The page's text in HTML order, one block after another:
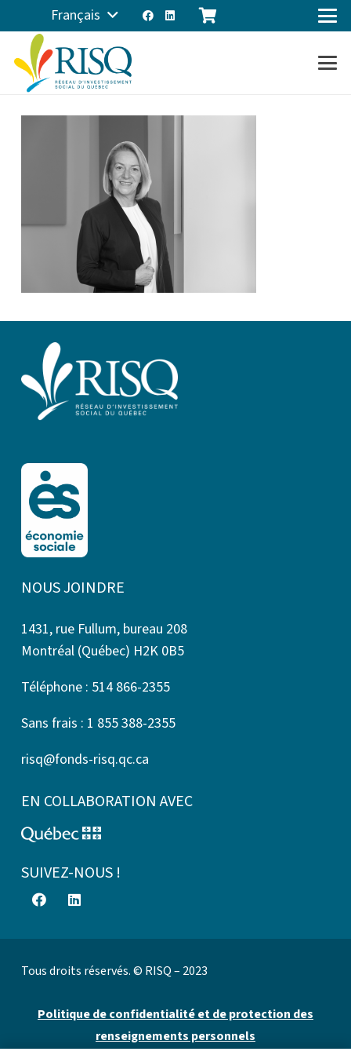
Français
NOUS JOINDRE
1431, rue Fullum, bureau 208
Montréal (Québec) H2K 0B5
Téléphone : 514 866-2355
Sans frais : 1 855 388-2355
risq@fonds-risq.qc.ca
EN COLLABORATION AVEC
SUIVEZ-NOUS !
Tous droits réservés. © RISQ – 2023
Politique de confidentialité et de protection des
renseignements personnels